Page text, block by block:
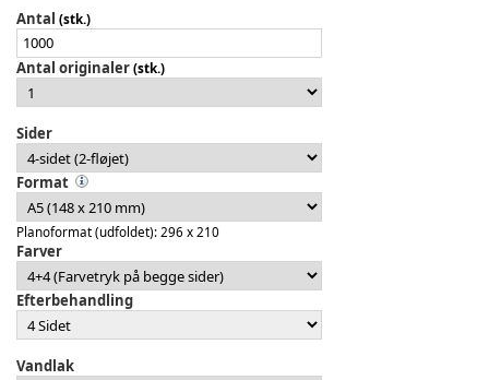
Antal (stk.)
Antal originaler(stk.)
Sider
Format
Planoformat (udfoldet): 296 x 210
Farver
Efterbehandling
Vandlak